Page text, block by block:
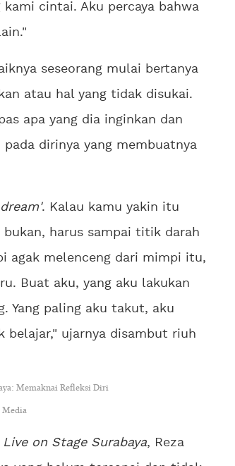
cintai. Aku percaya bahwa
seseorang mulai bertanya
atau hal yang tidak disukai.
apa yang dia inginkan dan
dirinya yang membuatnya
. Kalau kamu yakin itu
harus sampai titik darah
agak melenceng dari mimpi itu,
Buat aku, yang aku lakukan
Yang paling aku takut, aku
belajar," ujarnya disambut riuh
Media
on Stage Surabaya, Reza